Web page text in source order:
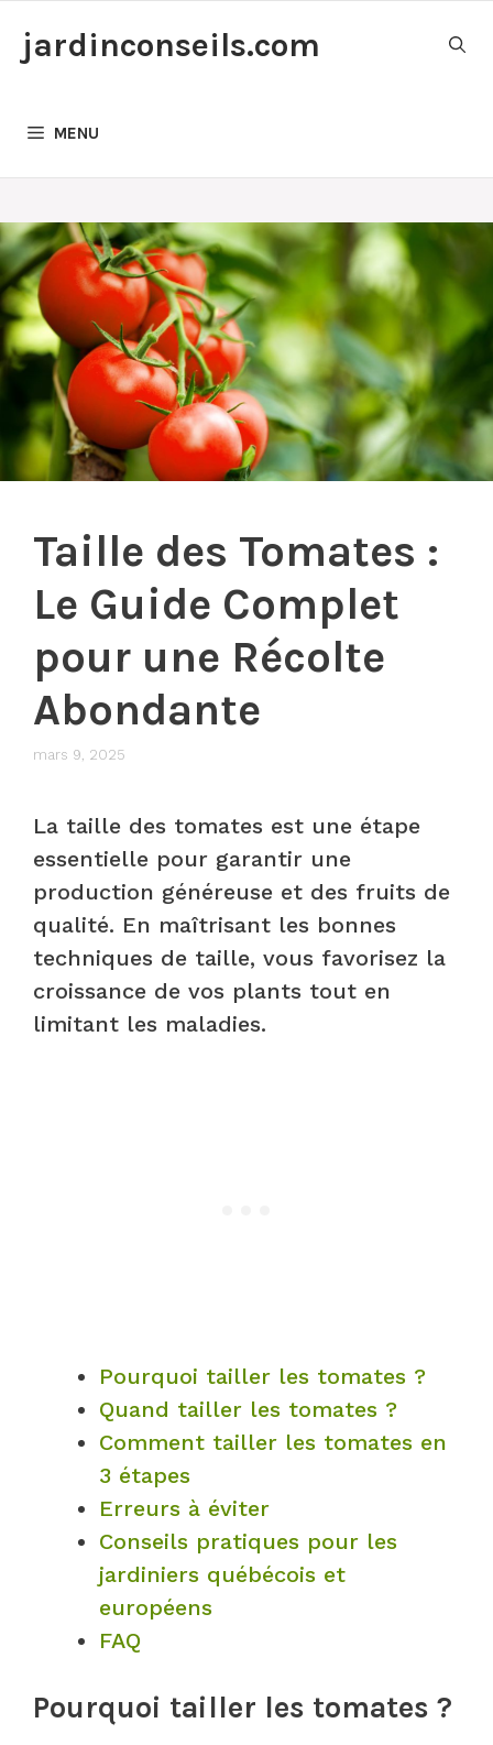
jardinconseils.com
MENU
Taille des Tomates :
Le Guide Complet
pour une Récolte
Abondante
mars 9, 2025
La taille des tomates est une étape
essentielle pour garantir une
production généreuse et des fruits de
qualité. En maîtrisant les bonnes
techniques de taille, vous favorisez la
croissance de vos plants tout en
limitant les maladies.
Pourquoi tailler les tomates ?
Quand tailler les tomates ?
Comment tailler les tomates en
3 étapes
Erreurs à éviter
Conseils pratiques pour les
jardiniers québécois et
européens
FAQ
Pourquoi tailler les tomates ?